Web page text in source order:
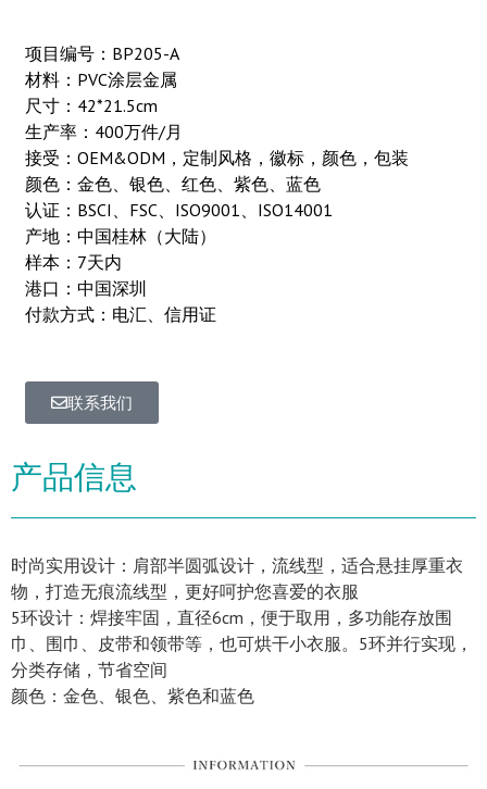
项目编号：BP205-A
材料：PVC涂层金属
尺寸：42*21.5cm
生产率：400万件/月
接受：OEM&ODM，定制风格，徽标，颜色，包装
颜色：金色、银色、红色、紫色、蓝色
认证：BSCI、FSC、ISO9001、ISO14001
产地：中国桂林（大陆）
样本：7天内
港口：中国深圳
付款方式：电汇、信用证
联系我们
产品信息
时尚实用设计：肩部半圆弧设计，流线型，适合悬挂厚重衣
物，打造无痕流线型，更好呵护您喜爱的衣服
5环设计：焊接牢固，直径6cm，便于取用，多功能存放围
巾、围巾、皮带和领带等，也可烘干小衣服。5环并行实现，
分类存储，节省空间
颜色：金色、银色、紫色和蓝色